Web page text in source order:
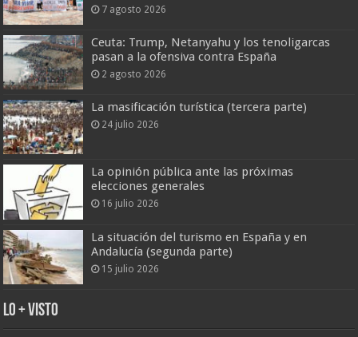
7 agosto 2026
Ceuta: Trump, Netanyahu y los tenoligarcas
pasan a la ofensiva contra España
2 agosto 2026
La masificación turística (tercera parte)
24 julio 2026
La opinión pública ante las próximas
elecciones generales
16 julio 2026
La situación del turismo en España y en
Andalucía (segunda parte)
15 julio 2026
Lo + Visto